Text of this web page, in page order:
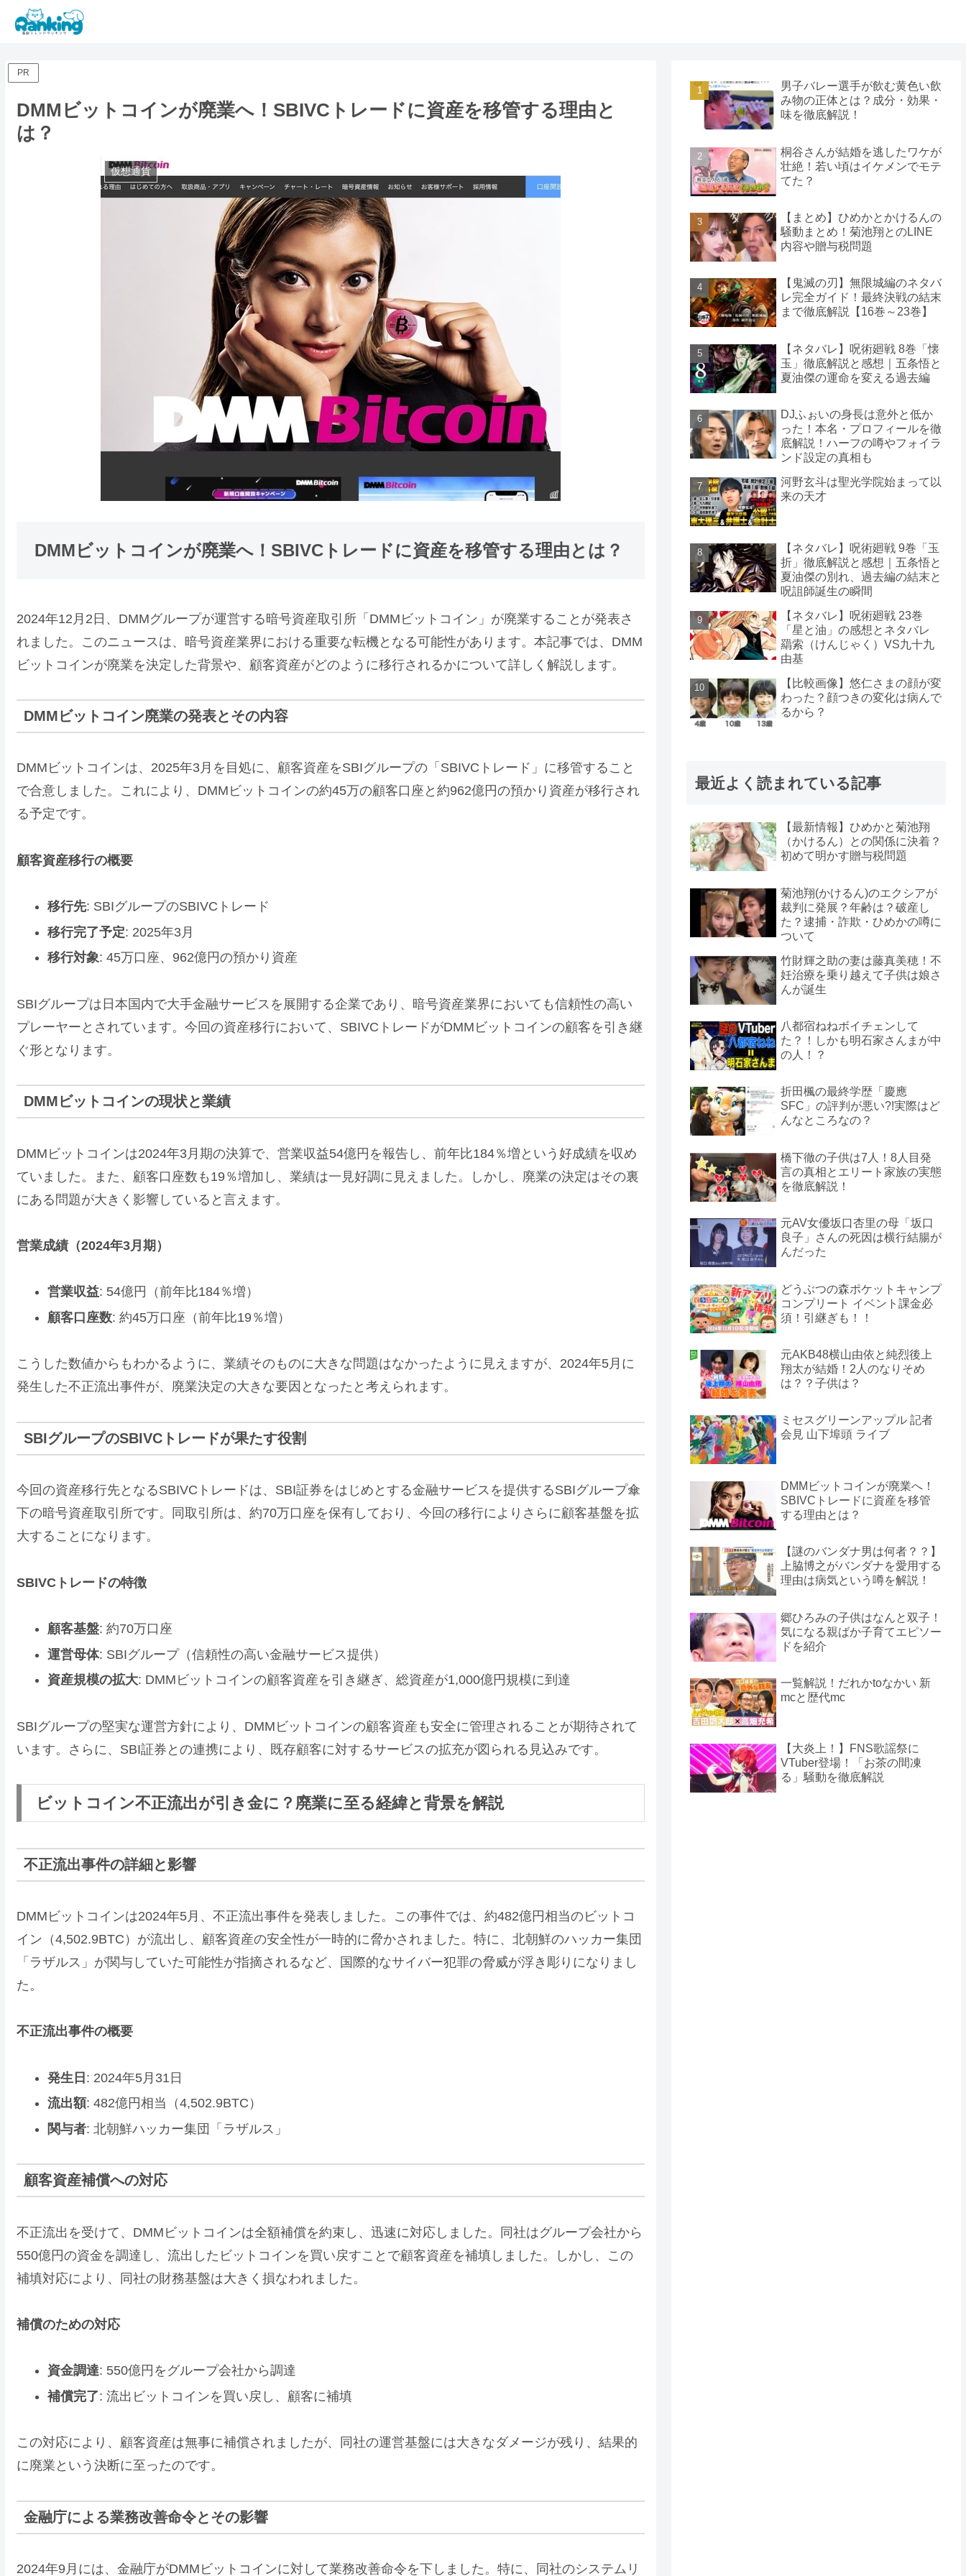
PR
DMMビットコインが廃業へ！SBIVCトレードに資産を移管する理由と
は？
仮想通貨
DMMビットコインが廃業へ！SBIVCトレードに資産を移管する理由とは？
2024年12月2日、DMMグループが運営する暗号資産取引所「DMMビットコイン」が廃業することが発表さ
れました。このニュースは、暗号資産業界における重要な転機となる可能性があります。本記事では、DMM
ビットコインが廃業を決定した背景や、顧客資産がどのように移行されるかについて詳しく解説します。
DMMビットコイン廃業の発表とその内容
DMMビットコインは、2025年3月を目処に、顧客資産をSBIグループの「SBIVCトレード」に移管すること
で合意しました。これにより、DMMビットコインの約45万の顧客口座と約962億円の預かり資産が移行され
る予定です。
顧客資産移行の概要
移行先: SBIグループのSBIVCトレード
移行完了予定: 2025年3月
移行対象: 45万口座、962億円の預かり資産
SBIグループは日本国内で大手金融サービスを展開する企業であり、暗号資産業界においても信頼性の高い
プレーヤーとされています。今回の資産移行において、SBIVCトレードがDMMビットコインの顧客を引き継
ぐ形となります。
DMMビットコインの現状と業績
DMMビットコインは2024年3月期の決算で、営業収益54億円を報告し、前年比184％増という好成績を収め
ていました。また、顧客口座数も19％増加し、業績は一見好調に見えました。しかし、廃業の決定はその裏
にある問題が大きく影響していると言えます。
営業成績（2024年3月期）
営業収益: 54億円（前年比184％増）
顧客口座数: 約45万口座（前年比19％増）
こうした数値からもわかるように、業績そのものに大きな問題はなかったように見えますが、2024年5月に
発生した不正流出事件が、廃業決定の大きな要因となったと考えられます。
SBIグループのSBIVCトレードが果たす役割
今回の資産移行先となるSBIVCトレードは、SBI証券をはじめとする金融サービスを提供するSBIグループ傘
下の暗号資産取引所です。同取引所は、約70万口座を保有しており、今回の移行によりさらに顧客基盤を拡
大することになります。
SBIVCトレードの特徴
顧客基盤: 約70万口座
運営母体: SBIグループ（信頼性の高い金融サービス提供）
資産規模の拡大: DMMビットコインの顧客資産を引き継ぎ、総資産が1,000億円規模に到達
SBIグループの堅実な運営方針により、DMMビットコインの顧客資産も安全に管理されることが期待されて
います。さらに、SBI証券との連携により、既存顧客に対するサービスの拡充が図られる見込みです。
ビットコイン不正流出が引き金に？廃業に至る経緯と背景を解説
不正流出事件の詳細と影響
DMMビットコインは2024年5月、不正流出事件を発表しました。この事件では、約482億円相当のビットコ
イン（4,502.9BTC）が流出し、顧客資産の安全性が一時的に脅かされました。特に、北朝鮮のハッカー集団
「ラザルス」が関与していた可能性が指摘されるなど、国際的なサイバー犯罪の脅威が浮き彫りになりまし
た。
不正流出事件の概要
発生日 : 2024年5月31日
流出額: 482億円相当（4,502.9BTC）
関与者: 北朝鮮ハッカー集団「ラザルス」
顧客資産補償への対応
不正流出を受けて、DMMビットコインは全額補償を約束し、迅速に対応しました。同社はグループ会社から
550億円の資金を調達し、流出したビットコインを買い戻すことで顧客資産を補填しました。しかし、この
補填対応により、同社の財務基盤は大きく損なわれました。
補償のための対応
資金調達: 550億円をグループ会社から調達
補償完了: 流出ビットコインを買い戻し、顧客に補填
この対応により、顧客資産は無事に補償されましたが、同社の運営基盤には大きなダメージが残り、結果的
に廃業という決断に至ったのです。
金融庁による業務改善命令とその影響
2024年9月には、金融庁がDMMビットコインに対して業務改善命令を下しました。特に、同社のシステムリ
男子バレー選手が飲む黄色い飲
み物の正体とは？成分・効果・
味を徹底解説！
桐谷さんが結婚を逃したワケが
壮絶！若い頃はイケメンでモテ
てた？
【まとめ】ひめかとかけるんの
騒動まとめ！菊池翔とのLINE
内容や贈与税問題
【鬼滅の刃】無限城編のネタバ
レ完全ガイド！最終決戦の結末
まで徹底解説【16巻～23巻】
【ネタバレ】呪術廻戦 8巻「懐
玉」徹底解説と感想｜五条悟と
夏油傑の運命を変える過去編
DJふぉいの身長は意外と低か
った！本名・プロフィールを徹
底解説！ハーフの噂やフォイラ
ンド設定の真相も
河野玄斗は聖光学院始まって以
来の天才
【ネタバレ】呪術廻戦 9巻「玉
折」徹底解説と感想｜五条悟と
夏油傑の別れ、過去編の結末と
呪詛師誕生の瞬間
【ネタバレ】呪術廻戦 23巻
「星と油」の感想とネタバレ
羂索（けんじゃく）VS九十九
由基
【比較画像】悠仁さまの顔が変
わった？顔つきの変化は病んで
るから？
最近よく読まれている記事
【最新情報】ひめかと菊池翔
（かけるん）との関係に決着？
初めて明かす贈与税問題
菊池翔(かけるん)のエクシアが
裁判に発展？年齢は？破産し
た？逮捕・詐欺・ひめかの噂に
ついて
竹財輝之助の妻は藤真美穂！不
妊治療を乗り越えて子供は娘さ
んが誕生
八都宿ねねボイチェンして
た？！しかも明石家さんまが中
の人！？
折田楓の最終学歴「慶應
SFC」の評判が悪い?!実際はど
んなところなの？
橋下徹の子供は7人！8人目発
言の真相とエリート家族の実態
を徹底解説！
元AV女優坂口杏里の母「坂口
良子」さんの死因は横行結腸が
んだった
どうぶつの森ポケットキャンプ
コンプリート イベント課金必
須！引継ぎも！！
元AKB48横山由依と純烈後上
翔太が結婚！2人のなりそめ
は？？子供は？
ミセスグリーンアップル 記者
会見 山下埠頭 ライブ
DMMビットコインが廃業へ！
SBIVCトレードに資産を移管
する理由とは？
【謎のバンダナ男は何者？？】
上脇博之がバンダナを愛用する
理由は病気という噂を解説！
郷ひろみの子供はなんと双子！
気になる親ばか子育てエピソー
ドを紹介
一覧解説！だれかtoなかい 新
mcと歴代mc
【大炎上！】FNS歌謡祭に
VTuber登場！「お茶の間凍
る」騒動を徹底解説